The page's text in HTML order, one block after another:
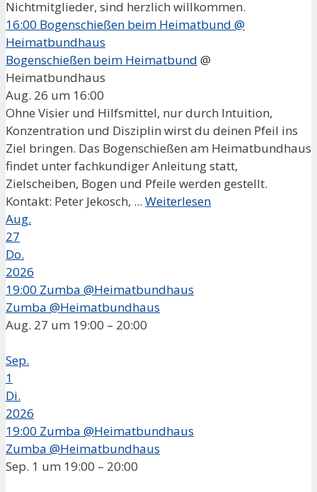
Nichtmitglieder, sind herzlich willkommen.
16:00 Bogenschießen beim Heimatbund @
Heimatbundhaus
Bogenschießen beim Heimatbund @
Heimatbundhaus
Aug. 26 um 16:00
Ohne Visier und Hilfsmittel, nur durch Intuition,
Konzentration und Disziplin wirst du deinen Pfeil ins
Ziel bringen. Das Bogenschießen am Heimatbundhaus
findet unter fachkundiger Anleitung statt,
Zielscheiben, Bogen und Pfeile werden gestellt.
Kontakt: Peter Jekosch, ... Weiterlesen
Aug.
27
Do.
2026
19:00 Zumba @Heimatbundhaus
Zumba @Heimatbundhaus
Aug. 27 um 19:00 – 20:00
Sep.
1
Di.
2026
19:00 Zumba @Heimatbundhaus
Zumba @Heimatbundhaus
Sep. 1 um 19:00 – 20:00